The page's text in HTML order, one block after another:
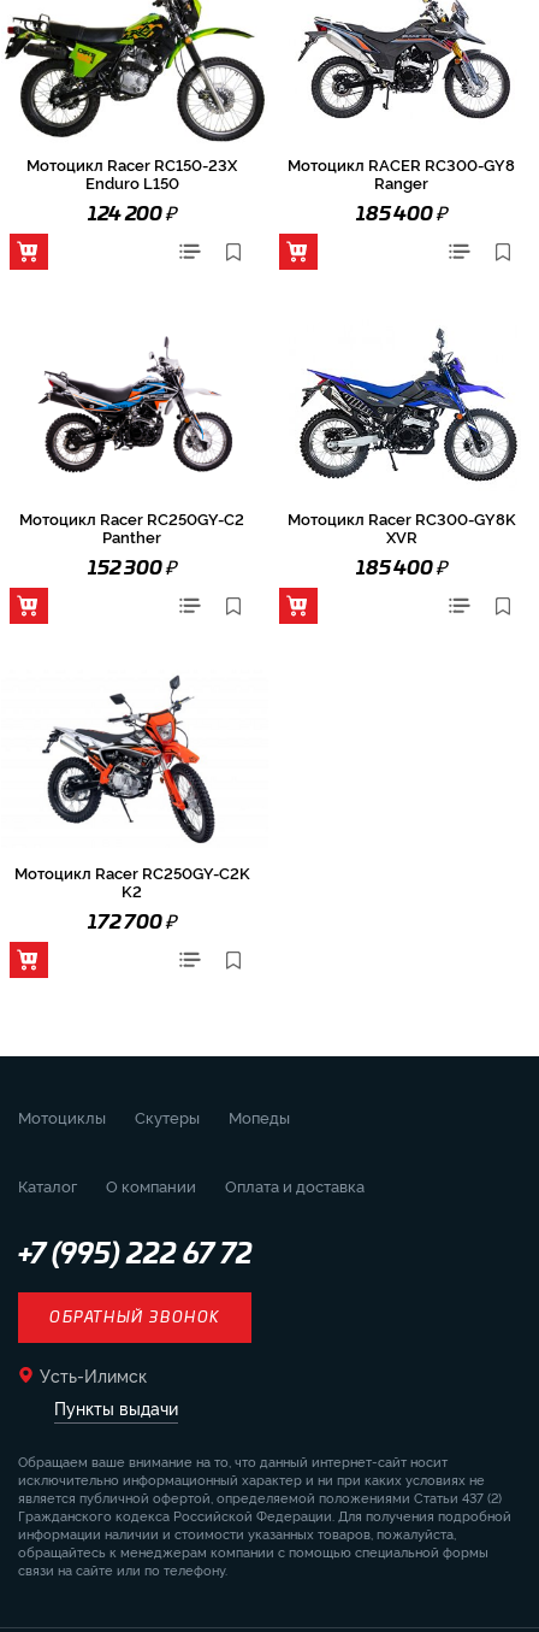
Мотоцикл Racer RC150-23X
Enduro L150
124 200₽
Мотоцикл RACER RC300-GY8
Ranger
185 400₽
Мотоцикл Racer RC250GY-C2
Panther
152 300₽
Мотоцикл Racer RC300-GY8K
XVR
185 400₽
Мотоцикл Racer RC250GY-C2K
K2
172 700₽
Мотоциклы Скутеры Мопеды
Каталог О компании Оплата и доставка
+7 (995) 222 67 72
ОБРАТНЫЙ ЗВОНОК
Усть-Илимск
Пункты выдачи
Обращаем ваше внимание на то, что данный интернет-сайт носит
исключительно информационный характер и ни при каких условиях не
является публичной офертой, определяемой положениями Статьи 437 (2)
Гражданского кодекса Российской Федерации. Для получения подробной
информации наличии и стоимости указанных товаров, пожалуйста,
обращайтесь к менеджерам компании с помощью специальной формы
связи на сайте или по телефону.